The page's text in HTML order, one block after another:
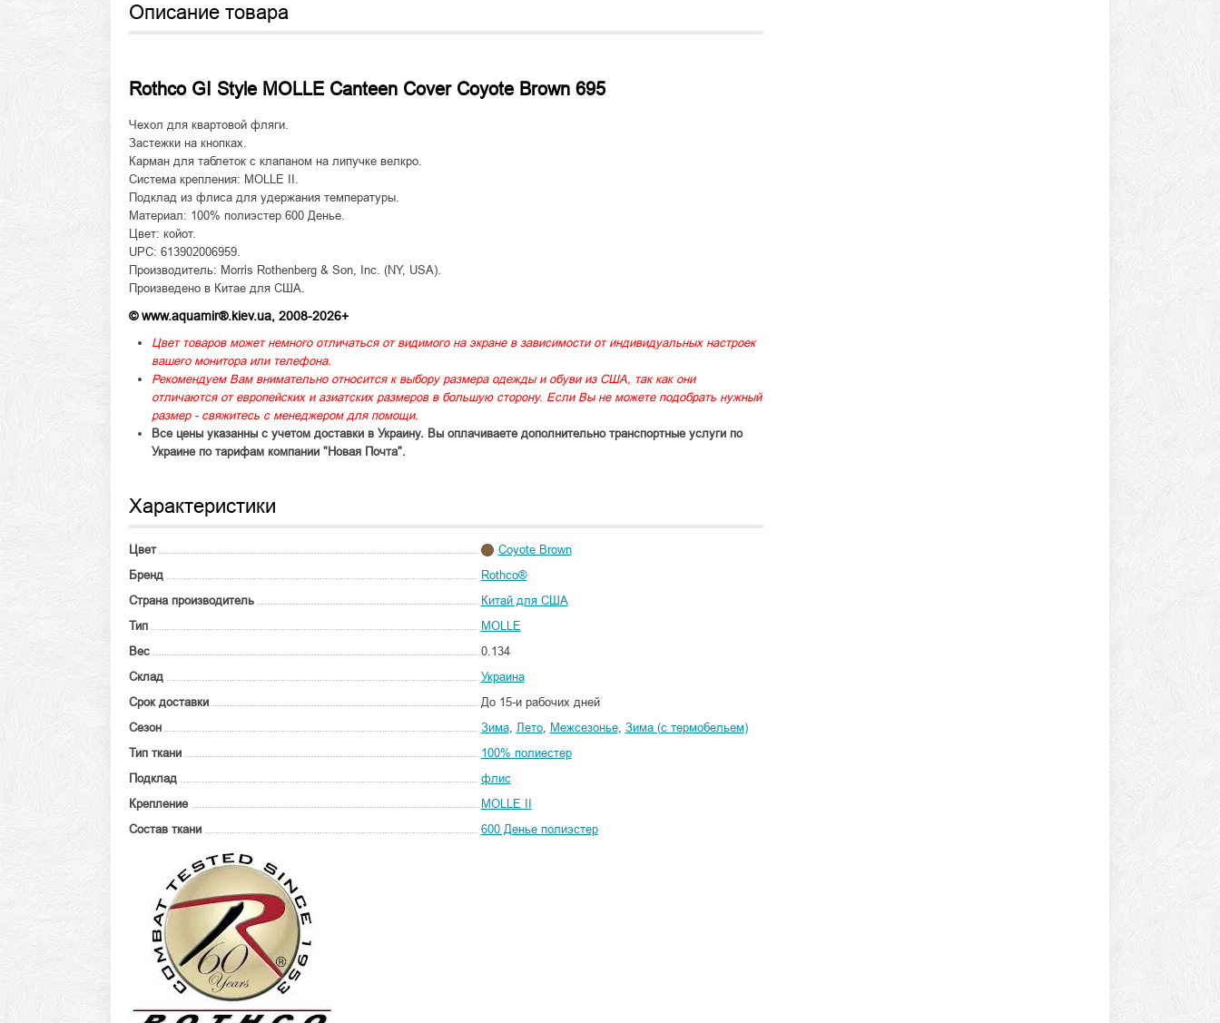
Описание товара
Rothco GI Style MOLLE Canteen Cover Coyote Brown 695
Чехол для квартовой фляги.
Застежки на кнопках.
Карман для таблеток с клапаном на липучке велкро.
Система крепления: MOLLE II.
Подклад из флиса для удержания температуры.
Материал: 100% полиэстер 600 Денье.
Цвет: койот.
UPC: 613902006959.
Производитель: Morris Rothenberg & Son, Inc. (NY, USA).
Произведено в Китае для США.
© www.aquamir®.kiev.ua, 2008-2026+
Цвет товаров может немного отличаться от видимого на экране в зависимости от индивидуальных настроек
вашего монитора или телефона.
Рекомендуем Вам внимательно относится к выбору размера одежды и обуви из США, так как они
отличаются от европейских и азиатских размеров в большую сторону. Если Вы не можете подобрать нужный
размер - свяжитесь с менеджером для помощи.
Все цены указанны с учетом доставки в Украину. Вы оплачиваете дополнительно транспортные услуги по
Украине по тарифам компании "Новая Почта".
Характеристики
Цвет
Coyote Brown
Бренд
Rothco®
Страна производитель
Китай для США
Тип
MOLLE
Вес
0.134
Склад
Украина
Срок доставки
До 15-и рабочих дней
Сезон
Зима, Лето, Межсезонье, Зима (с термобельем)
Тип ткани
100% полиестер
Подклад
флис
Крепление
MOLLE II
Состав ткани
600 Денье полиэстер